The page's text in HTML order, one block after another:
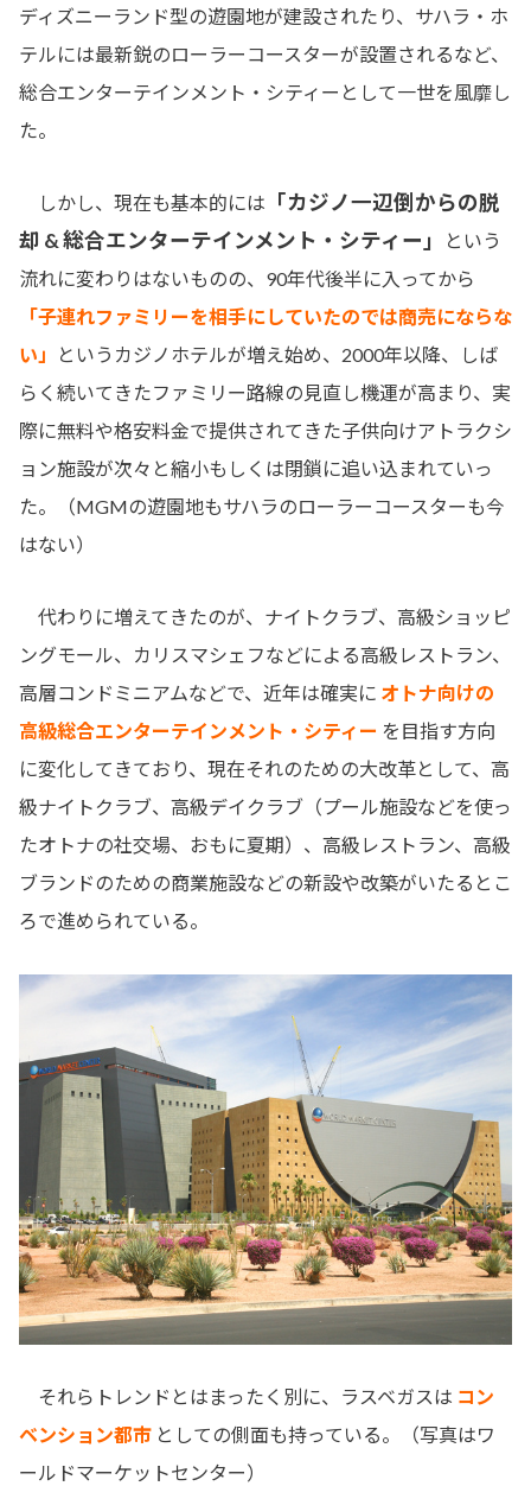
ディズニーランド型の遊園地が建設されたり、サハラ・ホ
テルには最新鋭のローラーコースターが設置されるなど、
総合エンターテインメント・シティーとして一世を風靡し
た。
しかし、現在も基本的には
「カジノ一辺倒からの脱
却 & 総合エンターテインメント・シティー」
という
流れに変わりはないものの、90年代後半に入ってから
「子連れファミリーを相手にしていたのでは商売にならな
い」
というカジノホテルが増え始め、2000年以降、しば
らく続いてきたファミリー路線の見直し機運が高まり、実
際に無料や格安料金で提供されてきた子供向けアトラクシ
ョン施設が次々と縮小もしくは閉鎖に追い込まれていっ
た。（MGMの遊園地もサハラのローラーコースターも今
はない）
代わりに増えてきたのが、ナイトクラブ、高級ショッピ
ングモール、カリスマシェフなどによる高級レストラン、
高層コンドミニアムなどで、近年は確実に オトナ向けの
高級総合エンターテインメント・シティー を目指す方向
に変化してきており、現在それのための大改革として、高
級ナイトクラブ、高級デイクラブ（プール施設などを使っ
たオトナの社交場、おもに夏期）、高級レストラン、高級
ブランドのための商業施設などの新設や改築がいたるとこ
ろで進められている。
それらトレンドとはまったく別に、ラスベガスは コン
ベンション都市 としての側面も持っている。（写真はワ
ールドマーケットセンター）